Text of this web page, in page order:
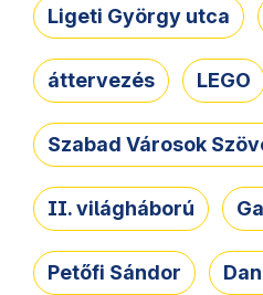
Ligeti György utca
áttervezés LEGO
Szabad Városok
II. világháború
Petőfi Sándor